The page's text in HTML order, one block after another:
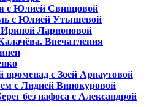
с Юлией Свинцовой
с Юлией Утышевой
Ларионовой
Впечатления
променад с Зоей Арнаутовой
с Лидией Винокуровой
без пафоса с Александрой